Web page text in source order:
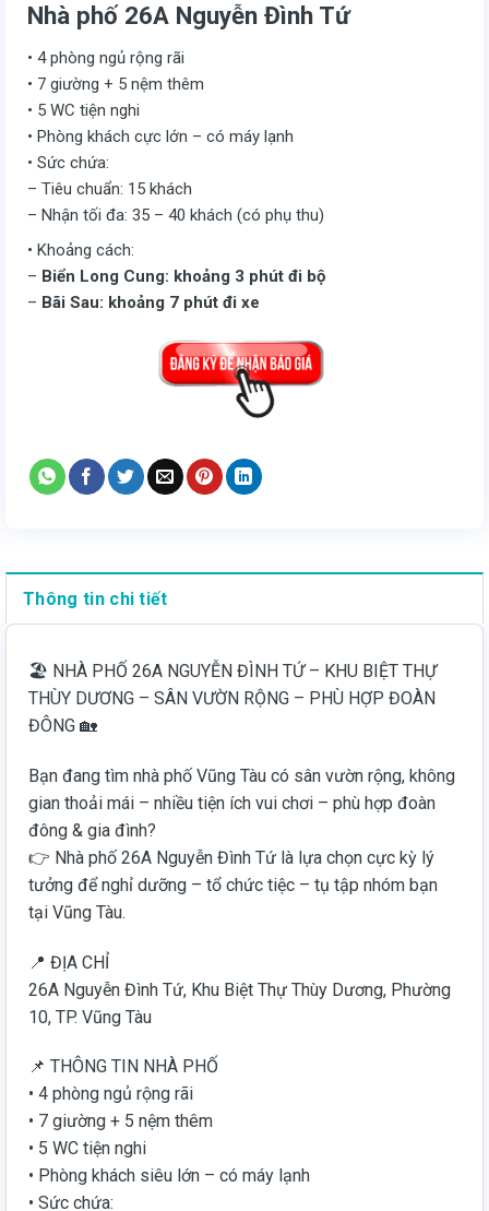
Nhà phố 26A Nguyễn Đình Tứ
• 4 phòng ngủ rộng rãi
• 7 giường + 5 nệm thêm
• 5 WC tiện nghi
• Phòng khách cực lớn – có máy lạnh
• Sức chứa:
– Tiêu chuẩn: 15 khách
– Nhận tối đa: 35 – 40 khách (có phụ thu)
• Khoảng cách:
– Biển Long Cung: khoảng 3 phút đi bộ
– Bãi Sau: khoảng 7 phút đi xe
Thông tin chi tiết
🏖️ NHÀ PHỐ 26A NGUYỄN ĐÌNH TỨ – KHU BIỆT THỰ
THÙY DƯƠNG – SÂN VƯỜN RỘNG – PHÙ HỢP ĐOÀN
ĐÔNG 🏡
Bạn đang tìm nhà phố Vũng Tàu có sân vườn rộng, không
gian thoải mái – nhiều tiện ích vui chơi – phù hợp đoàn
đông & gia đình?
👉 Nhà phố 26A Nguyễn Đình Tứ là lựa chọn cực kỳ lý
tưởng để nghỉ dưỡng – tổ chức tiệc – tụ tập nhóm bạn
tại Vũng Tàu.
📍 ĐỊA CHỈ
26A Nguyễn Đình Tứ, Khu Biệt Thự Thùy Dương, Phường
10, TP. Vũng Tàu
📌 THÔNG TIN NHÀ PHỐ
• 4 phòng ngủ rộng rãi
• 7 giường + 5 nệm thêm
• 5 WC tiện nghi
• Phòng khách siêu lớn – có máy lạnh
• Sức chứa: